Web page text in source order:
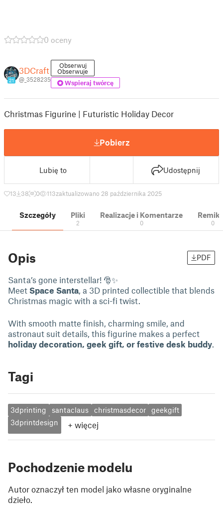
0 oceny
21
3DCraft
@_3528235
Obserwuj
Obserwuje
Wspieraj twórcę
Christmas Figurine | Futuristic Holiday Decor
Pobierz
Lubię to Udostępnij
13 38 0 113zaktualizowano 28 października 2025
Szczegóły Pliki
2
Realizacje i Komentarze
0 0
Opis PDF
Santa’s gone interstellar! 🎅✨
Meet Space Santa , a 3D printed collectible that blends
Christmas magic with a sci-fi twist.
With smooth matte finish, charming smile, and
astronaut suit details, this figurine makes a perfect
holiday decoration, geek gift, or festive desk buddy
Tagi
3dprinting santaclaus christmasdecor
geekgift
3dprintdesign
+ więcej
Pochodzenie modelu
Autor oznaczył ten model jako własne oryginalne
dzieło.